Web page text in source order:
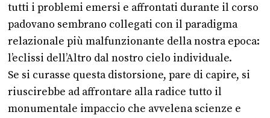
tutti i problemi emersi e affrontati durante il corso
padovano sembrano collegati con il paradigma
relazionale più malfunzionante della nostra epoca:
l’eclissi dell’Altro dal nostro cielo individuale.
Se si curasse questa distorsione, pare di capire, si
riuscirebbe ad affrontare alla radice tutto il
monumentale impaccio che avvelena scienze e